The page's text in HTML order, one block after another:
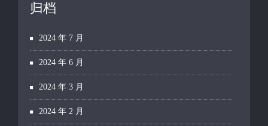
归档
2024 年 7 月
2024 年 6 月
2024 年 3 月
2024 年 2 月